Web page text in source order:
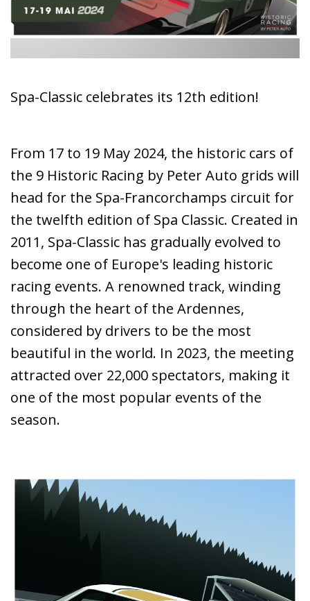
Spa-Classic celebrates its 12th edition!
From 17 to 19 May 2024, the historic cars of
the 9 Historic Racing by Peter Auto grids will
head for the Spa-Francorchamps circuit for
the twelfth edition of Spa Classic. Created in
2011, Spa-Classic has gradually evolved to
become one of Europe's leading historic
racing events. A renowned track, winding
through the heart of the Ardennes,
considered by drivers to be the most
beautiful in the world. In 2023, the meeting
attracted over 22,000 spectators, making it
one of the most popular events of the
season.